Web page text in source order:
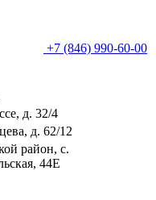
+7 (846) 990-60-00
д. 32/4
д. 62/12
район, с.
44Е